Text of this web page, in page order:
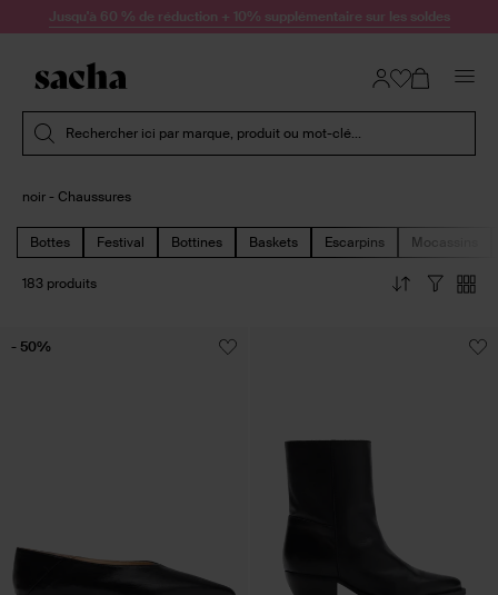
Passer au contenu
Jusqu'à 60 % de réduction + 10% supplémentaire sur les soldes
Rechercher ici par marque, produit ou mot-clé...
noir - Chaussures
Bottes Festival Bottines Baskets Escarpins Mocassins
183 produits
- 50%